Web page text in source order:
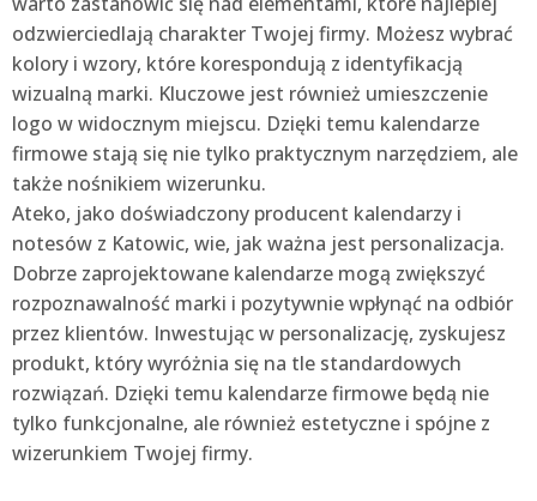
odzwierciedlają charakter Twojej firmy. Możesz wybrać
kolory i wzory, które korespondują z identyfikacją
wizualną marki. Kluczowe jest również umieszczenie
logo w widocznym miejscu. Dzięki temu kalendarze
firmowe stają się nie tylko praktycznym narzędziem, ale
także nośnikiem wizerunku.
Ateko, jako doświadczony producent kalendarzy i
notesów z Katowic, wie, jak ważna jest personalizacja.
Dobrze zaprojektowane kalendarze mogą zwiększyć
rozpoznawalność marki i pozytywnie wpłynąć na odbiór
przez klientów. Inwestując w personalizację, zyskujesz
produkt, który wyróżnia się na tle standardowych
rozwiązań. Dzięki temu kalendarze firmowe będą nie
tylko funkcjonalne, ale również estetyczne i spójne z
wizerunkiem Twojej firmy.